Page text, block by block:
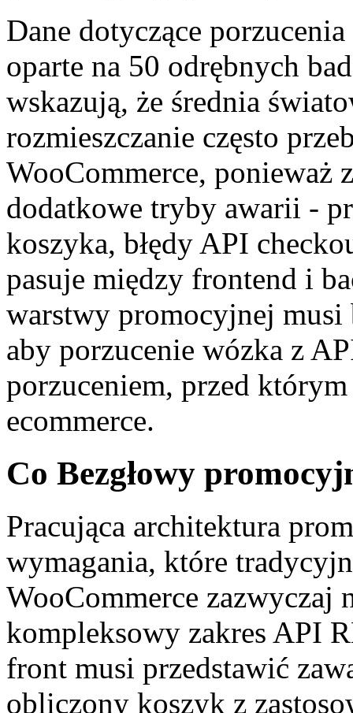
Dane dotyczące
oparte na 50 odrębnych
wskazują, że średnia
rozmieszczanie często
WooCommerce, ponieważ
dodatkowe tryby awarii -
koszyka, błędy API
pasuje między frontend i
warstwy promocyjnej musi
aby porzucenie wózka z
porzuceniem, przed
ecommerce.
Co Bezgłowy
Pracująca architektura
wymagania, które
WooCommerce zazwyczaj
kompleksowy zakres API
front musi przedstawić
obliczony koszyk z